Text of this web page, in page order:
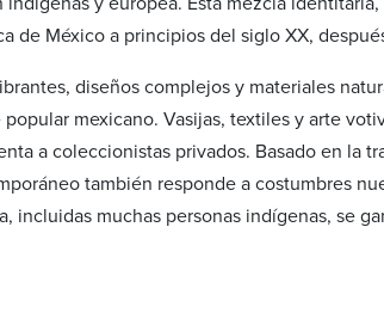
de México a principios del siglo XX,
diseños complejos y materiales
mexicano. Vasijas, textiles y arte
a coleccionistas privados. Basado en la
también responde a costumbres
incluidas muchas personas indígenas, se